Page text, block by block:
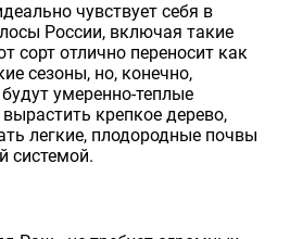
чувствует себя в
России, включая такие
сорт отлично переносит как
сезоны, но, конечно,
умеренно-теплые
крепкое дерево,
легкие, плодородные почвы
системой.